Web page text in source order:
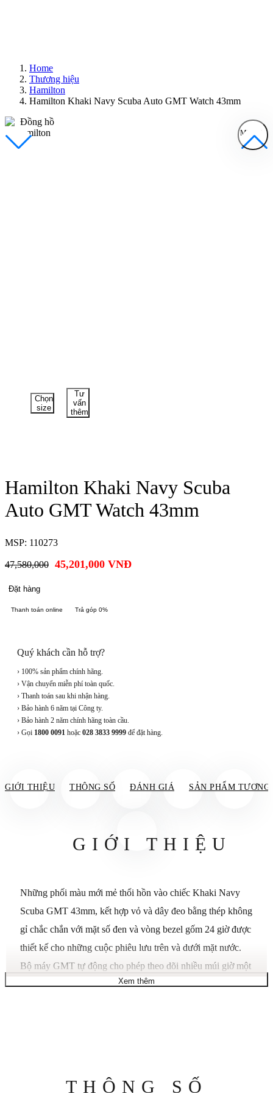
Home
Thương hiệu
Hamilton
Hamilton Khaki Navy Scuba Auto GMT Watch 43mm
MENU
Đồng Hồ Nam
Chọn
size
Tư
vấn
thêm
Hamilton Khaki Navy Scuba
Auto GMT Watch 43mm
MSP: 110273
47,580,000 45,201,000 VNĐ
Đặt hàng
Thanh toán online Trả góp 0%
Quý khách cần hỗ trợ?
› 100% sản phẩm chính hãng.
› Vận chuyển miễn phí toàn quốc.
› Thanh toán sau khi nhận hàng.
› Bảo hành 6 năm tại Công ty.
› Bảo hành 2 năm chính hãng toàn cầu.
› Gọi 1800 0091 hoặc 028 3833 9999 để đặt hàng.
GIỚI THIỆU THÔNG SỐ ĐÁNH GIÁ SẢN PHẨM TƯƠNG
GIỚI THIỆU
Những phối màu mới mẻ thổi hồn vào chiếc Khaki Navy
Scuba GMT 43mm, kết hợp vỏ và dây đeo bằng thép không
gỉ chắc chắn với mặt số đen và vòng bezel gốm 24 giờ được
thiết kế cho những cuộc phiêu lưu trên và dưới mặt nước.
Bộ máy GMT tự động cho phép theo dõi nhiều múi giờ một
cách dễ dàng, với kim GMT màu đỏ và vòng bezel xoay
mạnh mẽ với phong cách tinh tế dành cho những nhà thám
Xem thêm
THÔNG SỐ